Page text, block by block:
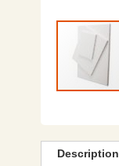
beginning
Description